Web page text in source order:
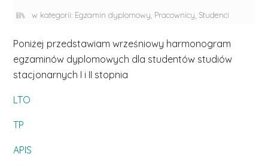
w kategorii: Egzamin dyplomowy, Pracownicy, Studenci
Poniżej przedstawiam wrześniowy harmonogram
egzaminów dyplomowych dla studentów studiów
stacjonarnych I i II stopnia
LTO
TP
APIS